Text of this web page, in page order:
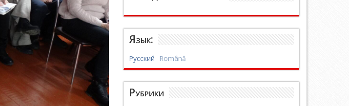
Язык:
Русский Română
Рубрики